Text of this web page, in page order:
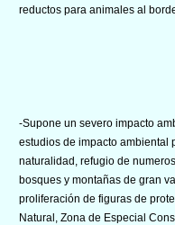
reductos para animales al
-Supone un severo impacto
estudios de impacto ambiental
naturalidad, refugio de
bosques y montañas de gran
proliferación de figuras de
Natural, Zona de Especial